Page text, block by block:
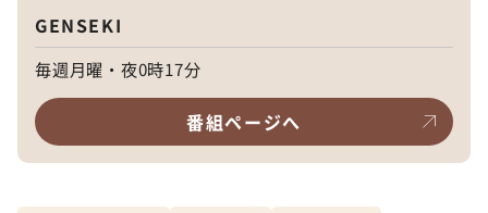
GENSEKI
毎週月曜・夜0時17分
番組ページへ